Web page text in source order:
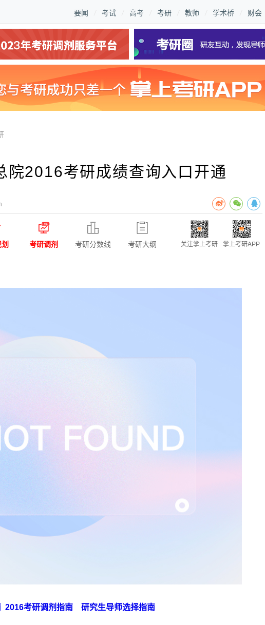
要闻 考试 高考 考研 教师 学术桥 财会
院2016考研成绩查询入口开通
考研调剂 考研分数线 考研大纲 关注掌上考研 掌上考研APP
2016考研调剂指南 研究生导师选择指南